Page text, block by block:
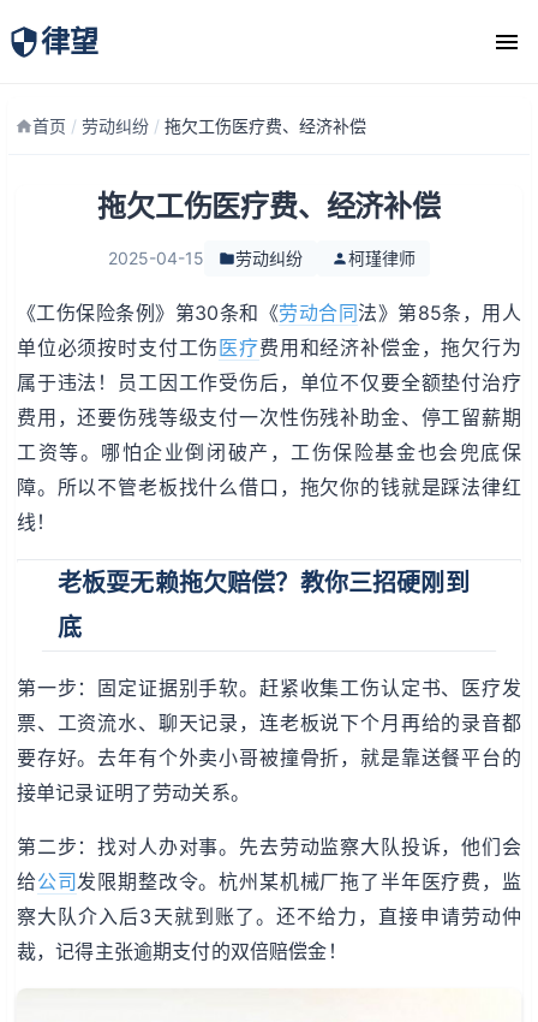
律望
律师团队
首页 / 劳动纠纷 / 拖欠工伤医疗费、经济补偿
拖欠工伤医疗费、经济补偿
2025-04-15 劳动纠纷 柯瑾律师
《工伤保险条例》第30条和《劳动合同法》第85条，用人
单位必须按时支付工伤 医疗费用和经济补偿金，拖欠行为
属于违法！员工因工作受伤后，单位不仅要全额垫付治疗
费用，还要伤残等级支付一次性伤残补助金、停工留薪期
工资等。哪怕企业倒闭破产，工伤保险基金也会兜底保
障。所以不管老板找什么借口，拖欠你的钱就是踩法律红
线！
老板耍无赖拖欠赔偿？教你三招硬刚到
底
第一步：固定证据别手软。赶紧收集工伤认定书、医疗发
票、工资流水、聊天记录，连老板说下个月再给的录音都
要存好。去年有个外卖小哥被撞骨折，就是靠送餐平台的
接单记录证明了劳动关系。
第二步：找对人办对事。先去劳动监察大队投诉，他们会
给公司发限期整改令。杭州某机械厂拖了半年医疗费，监
察大队介入后3天就到账了。还不给力，直接申请劳动仲
裁，记得主张逾期支付的双倍赔偿金！